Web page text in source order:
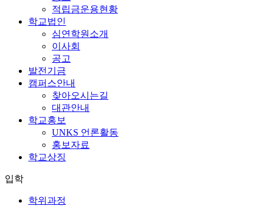
적립금운용현황
학교법인
심연학원소개
이사회
공고
발전기금
캠퍼스안내
찾아오시는길
대관안내
학교홍보
UNKS 언론활동
홍보자료
학교상징
입학
학위과정